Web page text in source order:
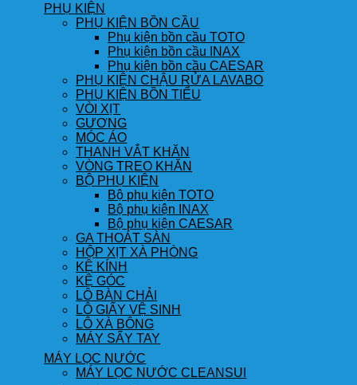
PHỤ KIỆN
PHỤ KIỆN BỒN CẦU
Phụ kiện bồn cầu TOTO
Phụ kiện bồn cầu INAX
Phụ kiện bồn cầu CAESAR
PHỤ KIỆN CHẬU RỬA LAVABO
PHỤ KIỆN BỒN TIỂU
VÒI XỊT
GƯƠNG
MÓC ÁO
THANH VẮT KHĂN
VÒNG TREO KHĂN
BỘ PHỤ KIỆN
Bộ phụ kiện TOTO
Bộ phụ kiện INAX
Bộ phụ kiện CAESAR
GA THOÁT SÀN
HỘP XỊT XÀ PHÒNG
KỆ KÍNH
KỆ GÓC
LÔ BÀN CHẢI
LÔ GIẤY VỆ SINH
LÔ XÀ BÔNG
MÁY SẤY TAY
MÁY LỌC NƯỚC
MÁY LỌC NƯỚC CLEANSUI